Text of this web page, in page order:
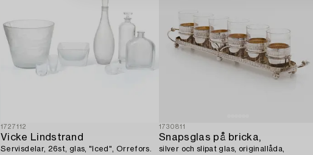
1727112
Vicke Lindstrand
Servisdelar, 26st, glas, "Iced", Orrefors.
1730811
Snapsglas på bricka,
silver och slipat glas, originallåda,